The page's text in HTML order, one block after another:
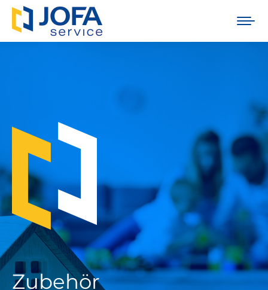
Zubehör